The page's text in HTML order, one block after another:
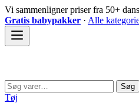
Spring
til
indhold
Vi sammenligner priser fra 50+
Gratis babypakker · Alle
Søg
efter:
Søg
Tøj